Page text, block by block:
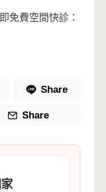
免費空間快診：
Share
Share